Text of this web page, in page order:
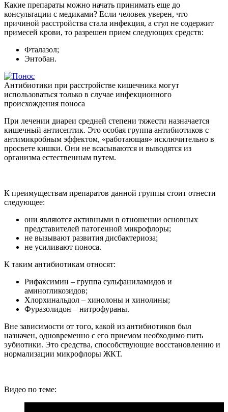
Какие препараты можно начать принимать еще до
консультации с медиками? Если человек уверен, что
причиной расстройства стала инфекция, а стул не содержит
примесей крови, то разрешен прием следующих средств:
Фталазол;
Энтобан.
Антибиотики при расстройстве кишечника могут
использоваться только в случае инфекционного
происхождения поноса
При лечении диареи средней степени тяжести назначается
кишечный антисептик. Это особая группа антибиотиков с
антимикробным эффектом, «работающая» исключительно в
просвете кишки. Они не всасываются и выводятся из
организма естественным путем.
К преимуществам препаратов данной группы стоит отнести
следующее:
они являются активными в отношении основных
представителей патогенной микрофлоры;
не вызывают развития дисбактериоза;
не усиливают поноса.
К таким антибиотикам относят:
Рифаксимин – группа сульфаниламидов и
аминогликозидов;
Хлорхинальдол – хинолоны и хинолины;
Фуразолидон – нитрофураны.
Вне зависимости от того, какой из антибиотиков был
назначен, одновременно с его приемом необходимо пить
эубиотики. Это средства, способствующие восстановлению и
нормализации микрофлоры ЖКТ.
Видео по теме: